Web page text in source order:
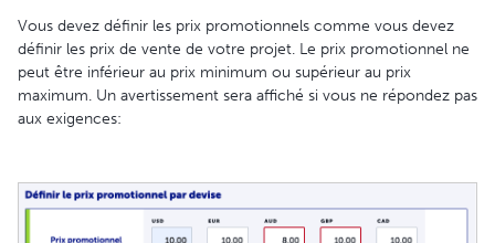
Vous devez définir les prix promotionnels comme vous devez
définir les prix de vente de votre projet. Le prix promotionnel ne
peut être inférieur au prix minimum ou supérieur au prix
maximum. Un avertissement sera affiché si vous ne répondez pas
aux exigences: